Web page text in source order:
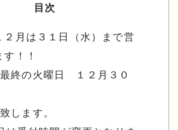
目次
２月は３１日（水）まで営
！！
終の火曜日 １２月３０
します。